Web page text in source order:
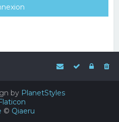
by PlanetStyles
© Qiaeru